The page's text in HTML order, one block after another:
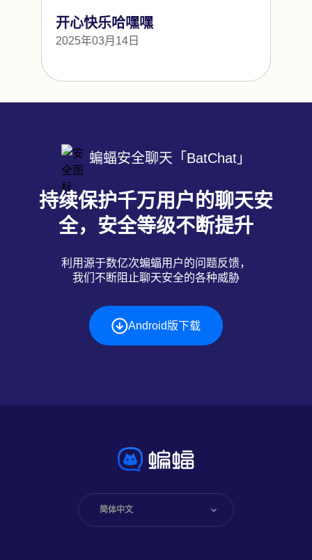
开心快乐哈嘿嘿
2025年03月14日
蝙蝠安全聊天「BatChat」
持续保护千万用户的聊天安
全，安全等级不断提升
利用源于数亿次蝙蝠用户的问题反馈，
我们不断阻止聊天安全的各种威胁
Android版下载
简体中文